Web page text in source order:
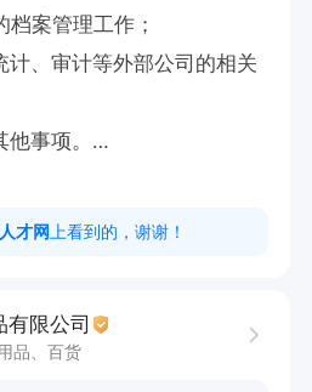
案管理工作；
计、审计等外部公司的相关
事项。
、金融类相关专业；
财务、税务、审计等法规政
才网 上看到的，谢谢！
有限公司
品、百货